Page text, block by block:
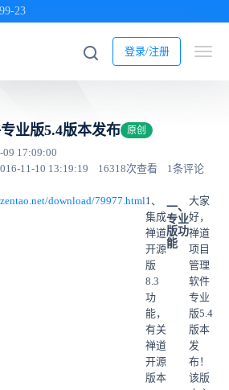
23
登录/注册
业版5.4版本发布 原创
17:09:00
11-10 13:19:19
16318次查看 1条评论
大家
好，
禅道
项目
管理
软件
专业
版5.4
版本
发
布！
该版
一、
专业
版功
能
1、
集成
禅道
开源
版
8.3
功
能，
有关
禅道
开源
版本
download/79977.html